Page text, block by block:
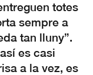
totes
sempre a
tan lluny”.
es casi
a la vez, es